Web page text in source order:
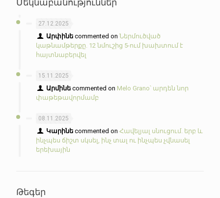
27.12.2025
Արփինե commented onՆերմուծված
կաթնամթերքը. 12 նմուշից 5-ում խախտում է
հայտնաբերվել
15.11.2025
Արմինե commented on Melo Grano՝ արդեն նոր
փաթեթավորմամբ
08.11.2025
Կարինե commented onՀավելյալ սնուցում. երբ և
ինչպես ճիշտ սկսել, ինչ տալ ու ինչպես չվնասել
երեխային
Թեգեր